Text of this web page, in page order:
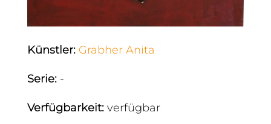
Künstler: Grabher Anita
Serie: -
Verfügbarkeit: verfügbar